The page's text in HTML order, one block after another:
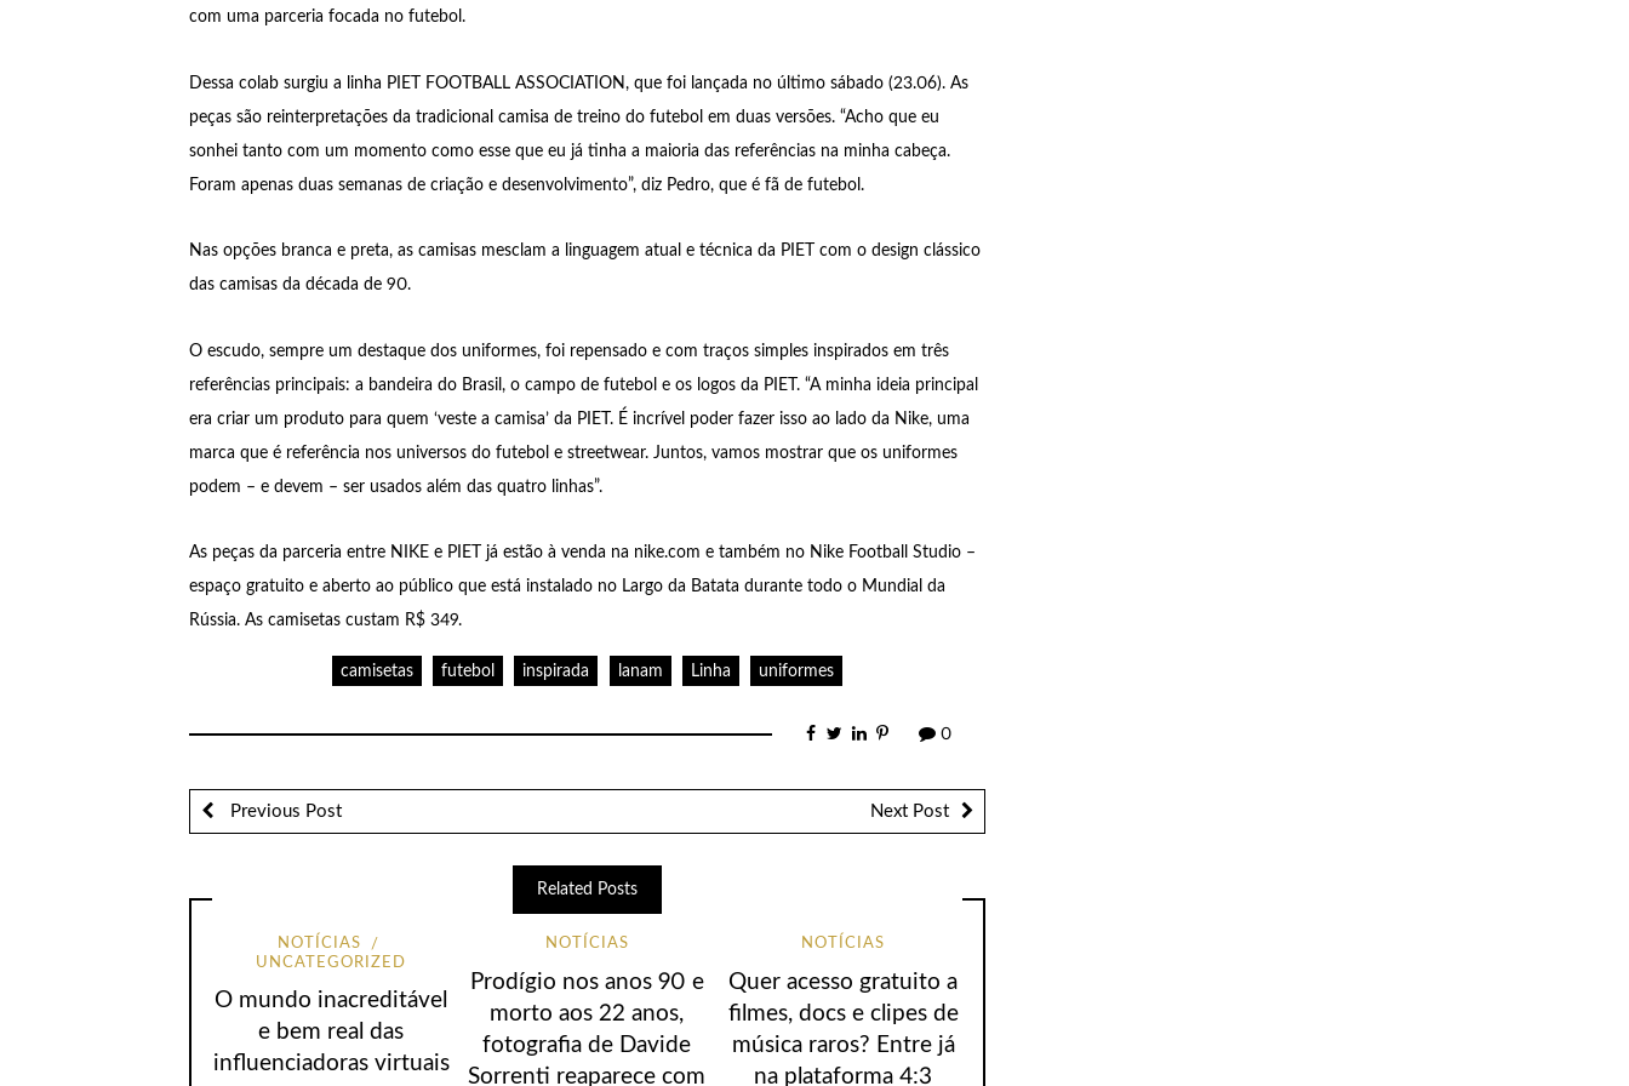
com uma parceria focada no futebol.
Dessa colab surgiu a linha PIET FOOTBALL ASSOCIATION, que foi lançada no último sábado (23.06). As
peças são reinterpretações da tradicional camisa de treino do futebol em duas versões. “Acho que eu
sonhei tanto com um momento como esse que eu já tinha a maioria das referências na minha cabeça.
Foram apenas duas semanas de criação e desenvolvimento”, diz Pedro, que é fã de futebol.
Nas opções branca e preta, as camisas mesclam a linguagem atual e técnica da PIET com o design clássico
das camisas da década de 90.
O escudo, sempre um destaque dos uniformes, foi repensado e com traços simples inspirados em três
referências principais: a bandeira do Brasil, o campo de futebol e os logos da PIET. “A minha ideia principal
era criar um produto para quem ‘veste a camisa’ da PIET. É incrível poder fazer isso ao lado da Nike, uma
marca que é referência nos universos do futebol e streetwear. Juntos, vamos mostrar que os uniformes
podem – e devem – ser usados além das quatro linhas”.
As peças da parceria entre NIKE e PIET já estão à venda na nike.com e também no Nike Football Studio –
espaço gratuito e aberto ao público que está instalado no Largo da Batata durante todo o Mundial da
Rússia. As camisetas custam R$ 349.
camisetas futebol inspirada lanam Linha uniformes
0
Previous Post Next Post
Related Posts
NOTÍCIAS
UNCATEGORIZED
O mundo inacreditável
e bem real das
influenciadoras virtuais
NOTÍCIAS
Prodígio nos anos 90 e
morto aos 22 anos,
fotografia de Davide
Sorrenti reaparece com
NOTÍCIAS
Quer acesso gratuito a
filmes, docs e clipes de
música raros? Entre já
na plataforma 4:3